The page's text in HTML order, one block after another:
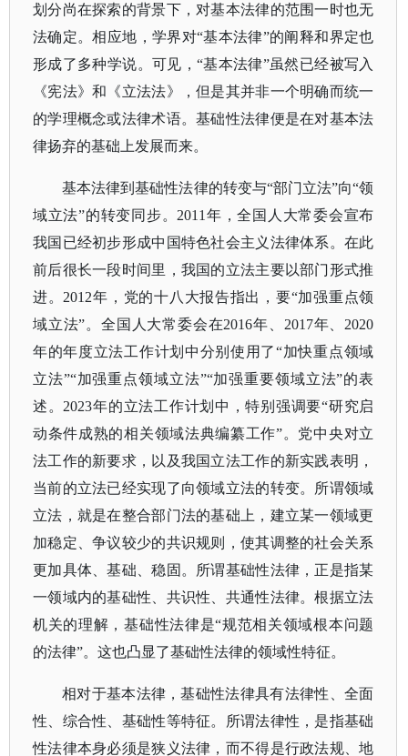
划分尚在探索的背景下，对基本法律的范围一时也无
法确定。相应地，学界对“基本法律”的阐释和界定也
形成了多种学说。可见，“基本法律”虽然已经被写入
《宪法》和《立法法》，但是其并非一个明确而统一
的学理概念或法律术语。基础性法律便是在对基本法
律扬弃的基础上发展而来。
基本法律到基础性法律的转变与“部门立法”向“领
域立法”的转变同步。2011年，全国人大常委会宣布
我国已经初步形成中国特色社会主义法律体系。在此
前后很长一段时间里，我国的立法主要以部门形式推
进。2012年，党的十八大报告指出，要“加强重点领
域立法”。全国人大常委会在2016年、2017年、2020
年的年度立法工作计划中分别使用了“加快重点领域
立法”“加强重点领域立法”“加强重要领域立法”的表
述。2023年的立法工作计划中，特别强调要“研究启
动条件成熟的相关领域法典编纂工作”。党中央对立
法工作的新要求，以及我国立法工作的新实践表明，
当前的立法已经实现了向领域立法的转变。所谓领域
立法，就是在整合部门法的基础上，建立某一领域更
加稳定、争议较少的共识规则，使其调整的社会关系
更加具体、基础、稳固。所谓基础性法律，正是指某
一领域内的基础性、共识性、共通性法律。根据立法
机关的理解，基础性法律是“规范相关领域根本问题
的法律”。这也凸显了基础性法律的领域性特征。
相对于基本法律，基础性法律具有法律性、全面
性、综合性、基础性等特征。所谓法律性，是指基础
性法律本身必须是狭义法律，而不得是行政法规、地